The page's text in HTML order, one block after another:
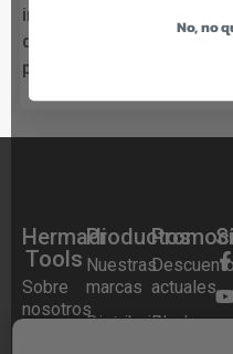
innovadoras en los
que se incluyen los
procesos y sensores.
Hermadi
Tools
Sobre
nosotros
Productos
Nuestras
marcas
Distribuidor
actuales
Black
No, no